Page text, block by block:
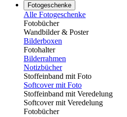
Fotogeschenke
Alle Fotogeschenke
Fotobücher
Wandbilder & Poster
Bilderboxen
Fotohalter
Bilderrahmen
Notizbücher
Stoffeinband mit Foto
Softcover mit Foto
Stoffeinband mit Veredelung
Softcover mit Veredelung
Fotobücher